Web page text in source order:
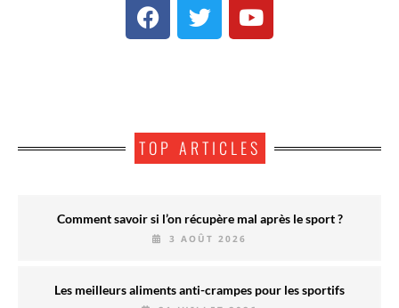
TOP ARTICLES
Comment savoir si l’on récupère mal après le sport ?
3 AOÛT 2026
Les meilleurs aliments anti-crampes pour les sportifs